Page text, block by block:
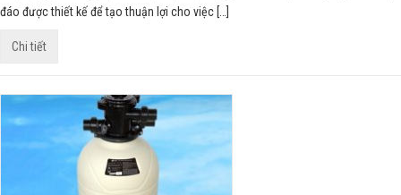
đáo được thiết kế để tạo thuận lợi cho việc […]
Chi tiết